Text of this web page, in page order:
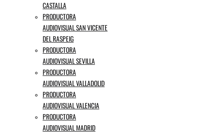
CASTALLA
PRODUCTORA
AUDIOVISUAL SAN VICENTE
DEL RASPEIG
PRODUCTORA
AUDIOVISUAL SEVILLA
PRODUCTORA
AUDIOVISUAL VALLADOLID
PRODUCTORA
AUDIOVISUAL VALENCIA
PRODUCTORA
AUDIOVISUAL MADRID